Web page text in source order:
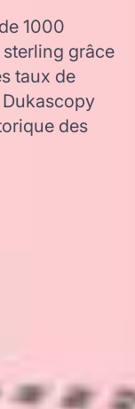
1000
grâce
taux de
des